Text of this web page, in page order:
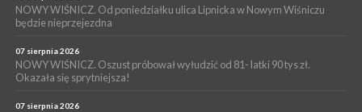
NOWY WIŚNICZ. Od poniedziałku ulica Lipnicka w Nowym Wiśniczu
będzie nieprzejezdna
07 sierpnia 2026
NOWY WIŚNICZ. Oszust próbował wyłudzić od 81- latki 90 tys zł.
Okazała się sprytniejsza!
07 sierpnia 2026